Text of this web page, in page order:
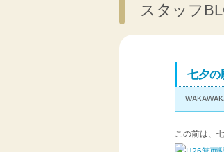
スタッフ
七夕
この前は、